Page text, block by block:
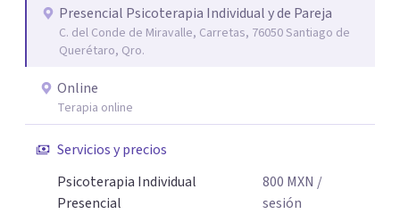
Presencial Psicoterapia Individual y de Pareja
C. del Conde de Miravalle, Carretas, 76050 Santiago de
Querétaro, Qro.
Online
Terapia online
Servicios y precios
Psicoterapia Individual
Presencial
800 MXN /
sesión